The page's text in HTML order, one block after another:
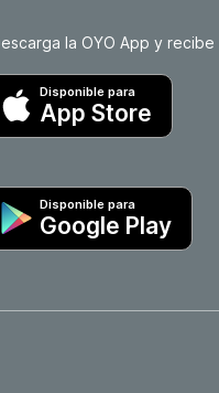
la OYO App y
Disponible para
App Store
Disponible para
Google Play